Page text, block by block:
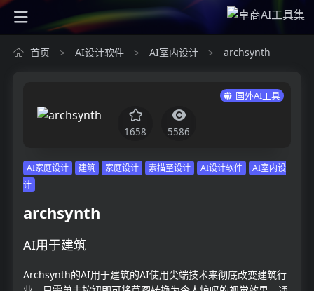
首页 > AI设计软件 > AI室内设计 > archsynth
国外AI工具
1658 5586
AI家庭设计 建筑 家庭设计 素描至设计 AI设计软件
AI室内设
计
archsynth
AI用于建筑
Archsynth的AI用于建筑的AI使用尖端技术来彻底改变建筑行